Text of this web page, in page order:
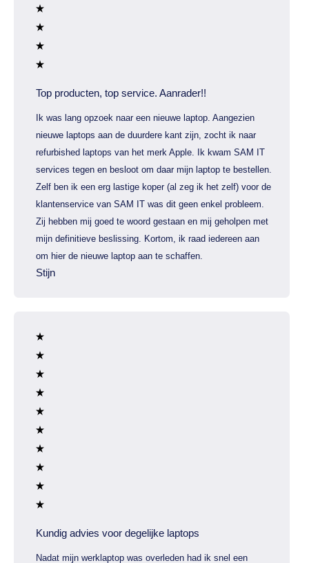
Top producten, top service. Aanrader!!
Ik was lang opzoek naar een nieuwe laptop. Aangezien
nieuwe laptops aan de duurdere kant zijn, zocht ik naar
refurbished laptops van het merk Apple. Ik kwam SAM IT
services tegen en besloot om daar mijn laptop te bestellen.
Zelf ben ik een erg lastige koper (al zeg ik het zelf) voor de
klantenservice van SAM IT was dit geen enkel probleem.
Zij hebben mij goed te woord gestaan en mij geholpen met
mijn definitieve beslissing. Kortom, ik raad iedereen aan
om hier de nieuwe laptop aan te schaffen.
Stijn
Kundig advies voor degelijke laptops
Nadat mijn werklaptop was overleden had ik snel een